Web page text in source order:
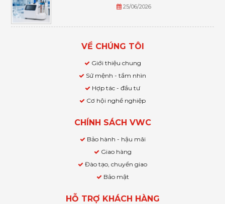
25/06/2026
VỀ CHÚNG TÔI
Giới thiệu chung
Sứ mệnh - tầm nhìn
Hợp tác - đầu tư
Cơ hội nghề nghiệp
CHÍNH SÁCH VWC
Bảo hành - hậu mãi
Giao hàng
Đào tạo, chuyển giao
Bảo mật
HỖ TRỢ KHÁCH HÀNG